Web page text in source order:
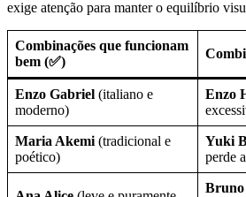
exige atenção para manter o equilíbrio
Combinações que funcionam
bem (✅)
Enzo Gabriel (italiano e
moderno)
Enzo
Maria Akemi (tradicional e
poético)
Yuki
perde